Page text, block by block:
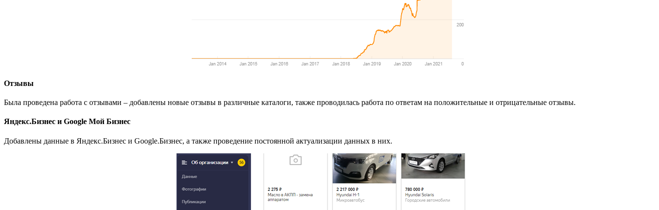
Отзывы
Была проведена работа с отзывами – добавлены новые отзывы в различные каталоги, также проводилась работа по ответам на положительные и отрицательные отзывы.
Яндекс.Бизнес и Google Мой Бизнес
Добавлены данные в Яндекс.Бизнес и Google.Бизнес, а также проведение постоянной актуализации данных в них.